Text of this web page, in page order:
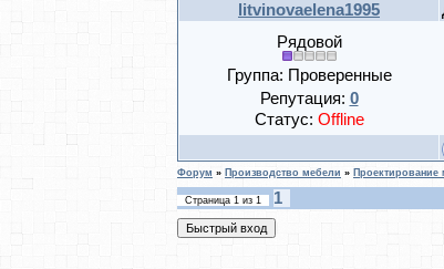
litvinovaelena1995
Рядовой
Группа: Проверенные
Репутация: 0
Статус: Offline
Форум » Производство мебели » Проектирование
Страница 1 из 1
1